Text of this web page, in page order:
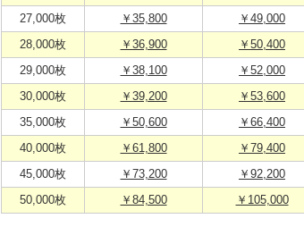
27,000枚 ￥35,800 ￥49,000
28,000枚 ￥36,900 ￥50,400
29,000枚 ￥38,100 ￥52,000
30,000枚 ￥39,200 ￥53,600
35,000枚 ￥50,600 ￥66,400
40,000枚 ￥61,800 ￥79,400
45,000枚 ￥73,200 ￥92,200
50,000枚 ￥84,500 ￥105,000